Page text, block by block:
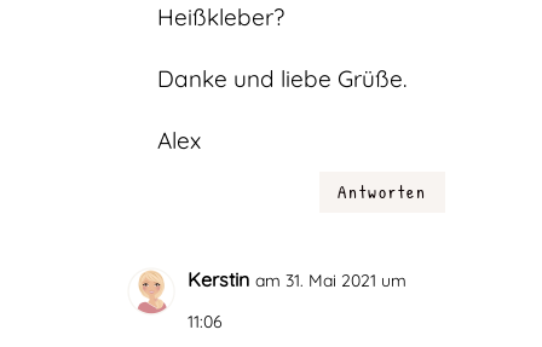
Heißkleber?
Danke und liebe Grüße.
Alex
Antworten
Kerstin am 31. Mai 2021 um
11:06